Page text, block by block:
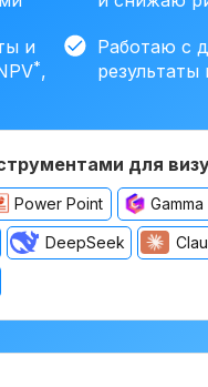
Работаю с
и
*,
для
Power Point Gamma
DeepSeek